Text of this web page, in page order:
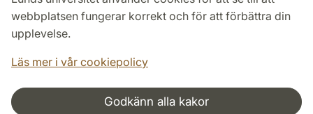
webbplatsen fungerar korrekt och för att förbättra din
upplevelse.
Läs mer i vår cookiepolicy
Godkänn alla kakor
Behandling av personuppgifter
Tillgänglighetsredogörelse